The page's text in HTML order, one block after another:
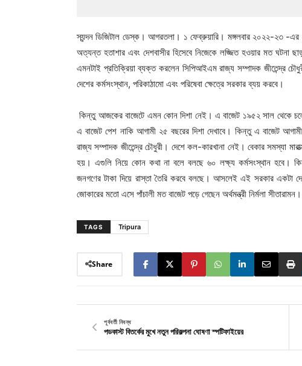
স্যন্দন ডিজিটাল ডেস্ক। আগরতলা। ১ ফেব্রুয়ারি। মঙ্গলবার ২০২২-২৩ -এর যে
অত্যন্ত হতাশার এবং দেশবাসীর হিসেবে নিজেকে লজ্জিত হওয়ার মত ঘটনা
এমনটাই প্রতিক্রিয়া ব্যক্ত করলেন সিপিআইএম রাজ্য সম্পাদক জীতেন্দ্র
দেশের কর্মসংস্থান, পরিকাঠামো এবং পরিষেবা ক্ষেত্রে সরকার ব্যয় করবে।
কিন্তু আজকের বাজেটে এমন কোন দিশা নেই। এ বাজেট ১৯৫২ সাল থেকে
এ বাজেট পেশ নাকি আগামী ২৫ বছরের দিশা দেখাবে। কিন্তু এ বাজেট
রাজ্য সম্পাদক জীতেন্দ্র চৌধুরী। দেশে কল-কারখানা নেই। বেকার সমস্যা
হয়। এগুলি নিয়ে কোন কথা না বলে বলছে ৬০ লক্ষ্য কর্মসংস্থান হবে।
জনগণের টাকা দিয়ে রাস্তা তৈরি করবে বলছে। আসলেই এই সরকার একটা
জোকারের মতো এসে পাঁচালী মত বাজেট পড়ে গেছেন অর্থমন্ত্রী নির্মলা
TAGS Tripura
Share
পূর্ববর্তী নিবন্ধ
পডকাস্ট বিতর্কের মুখে নতুন পরিকল্পনা ঘোষণা স্পটিফাইয়ের